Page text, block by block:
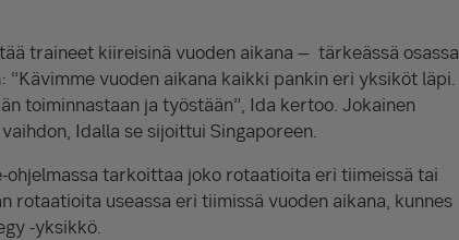
traineet kiireisinä vuoden aikana – tärkeässä osassa
vuoden aikana kaikki pankin eri yksiköt läpi.
toiminnastaan ja työstään”, Ida kertoo. Jokainen
Idalla se sijoittui Singaporeen.
ohjelmassa tarkoittaa joko rotaatioita eri tiimeissä tai
rotaatioita useassa eri tiimissä vuoden aikana, kunnes
-yksikkö.